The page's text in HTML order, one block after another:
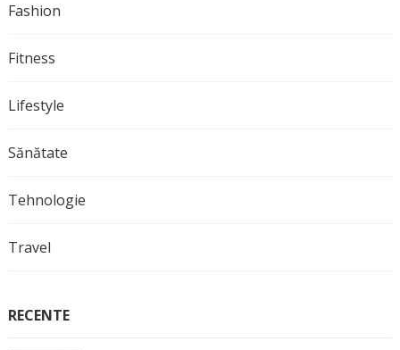
Fashion
Fitness
Lifestyle
Sănătate
Tehnologie
Travel
RECENTE